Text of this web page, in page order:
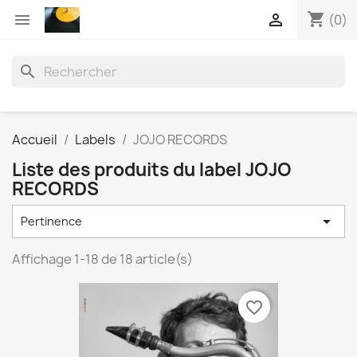
 shopping_cart (0)

search
Accueil Labels JOJO RECORDS
Liste des produits du label JOJO
RECORDS
Pertinence 
Affichage 1-18 de 18 article(s)
favorite_border